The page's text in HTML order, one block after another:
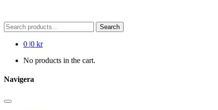
Search
for:
Search
0 |0 kr
No products in the cart.
Navigera